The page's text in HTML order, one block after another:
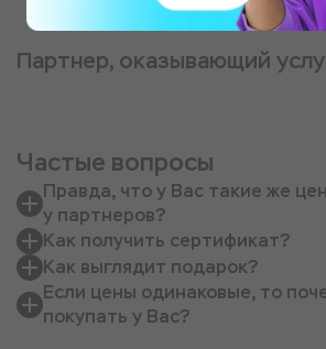
Партнер, оказывающий
Частые вопросы
Правда, что у Вас такие же
у партнеров?
Как получить сертификат?
Как выглядит подарок?
Если цены одинаковые, то
покупать у Вас?